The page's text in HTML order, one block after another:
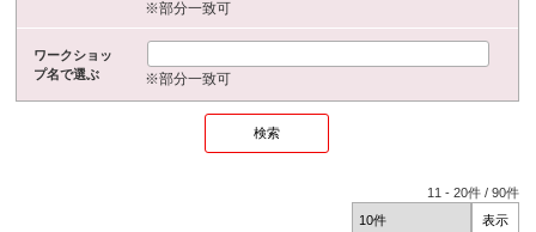
※部分一致可
ワークショッ
プ名で選ぶ
※部分一致可
11 -20件 /90件